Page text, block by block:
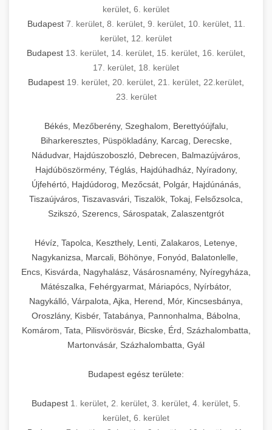
kerület 6. kerület
Budapest 7. kerület, 8. kerület, 9. kerület, 10. kerület, 11.
kerület 12. kerület
Budapest 13. kerület 14. kerület 15. kerület 16. kerület
17. kerület 18. kerület
Budapest 19. kerület 20. kerület 21. kerület 22.kerület
23. kerület
Békés, Mezőberény, Szeghalom, Berettyóújfalu,
Biharkeresztes, Püspökladány, Karcag, Derecske,
Nádudvar, Hajdúszoboszló, Debrecen, Balmazújváros,
Hajdúböszörmény, Téglás, Hajdúhadház, Nyíradony,
Újfehértó, Hajdúdorog, Mezőcsát, Polgár, Hajdúnánás,
Tiszaújváros, Tiszavasvári, Tiszalök, Tokaj, Felsőzsolca,
Szikszó, Szerencs, Sárospatak, Zalaszentgrót
Hévíz, Tapolca, Keszthely, Lenti, Zalakaros, Letenye,
Nagykanizsa, Marcali, Böhönye, Fonyód, Balatonlelle,
Encs, Kisvárda, Nagyhalász, Vásárosnamény, Nyíregyháza,
Mátészalka, Fehérgyarmat, Máriapócs, Nyírbátor,
Nagykálló, Várpalota, Ajka, Herend, Mór, Kincsesbánya,
Oroszlány, Kisbér, Tatabánya, Pannonhalma, Bábolna,
Komárom, Tata, Pilisvörösvár, Bicske, Érd, Százhalombatta,
Martonvásár, Százhalombatta, Gyál
Budapest egész területe:
Budapest 1. kerület 2. kerület 3. kerület 4. kerület 5.
kerület 6. kerület